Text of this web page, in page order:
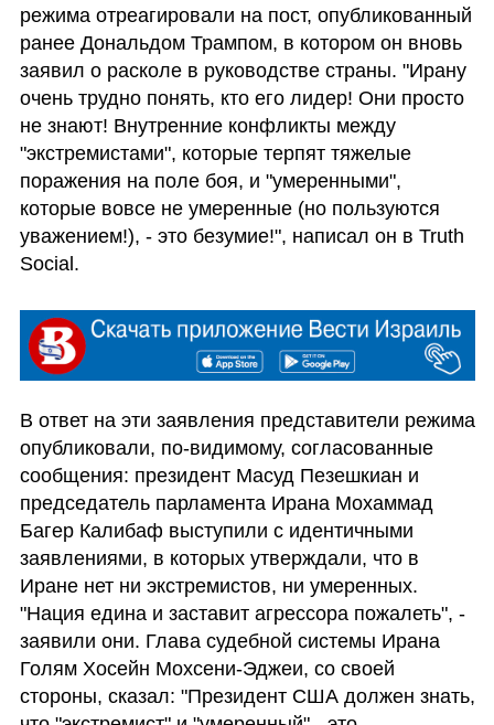
режима отреагировали на пост, опубликованный
ранее Дональдом Трампом, в котором он вновь
заявил о расколе в руководстве страны. "Ирану
очень трудно понять, кто его лидер! Они просто
не знают! Внутренние конфликты между
"экстремистами", которые терпят тяжелые
поражения на поле боя, и "умеренными",
которые вовсе не умеренные (но пользуются
уважением!), - это безумие!", написал он в Truth
Social.
В ответ на эти заявления представители режима
опубликовали, по-видимому, согласованные
сообщения: президент Масуд Пезешкиан и
председатель парламента Ирана Мохаммад
Багер Калибаф выступили с идентичными
заявлениями, в которых утверждали, что в
Иране нет ни экстремистов, ни умеренных.
"Нация едина и заставит агрессора пожалеть", -
заявили они. Глава судебной системы Ирана
Голям Хосейн Мохсени-Эджеи, со своей
стороны, сказал: "Президент США должен знать,